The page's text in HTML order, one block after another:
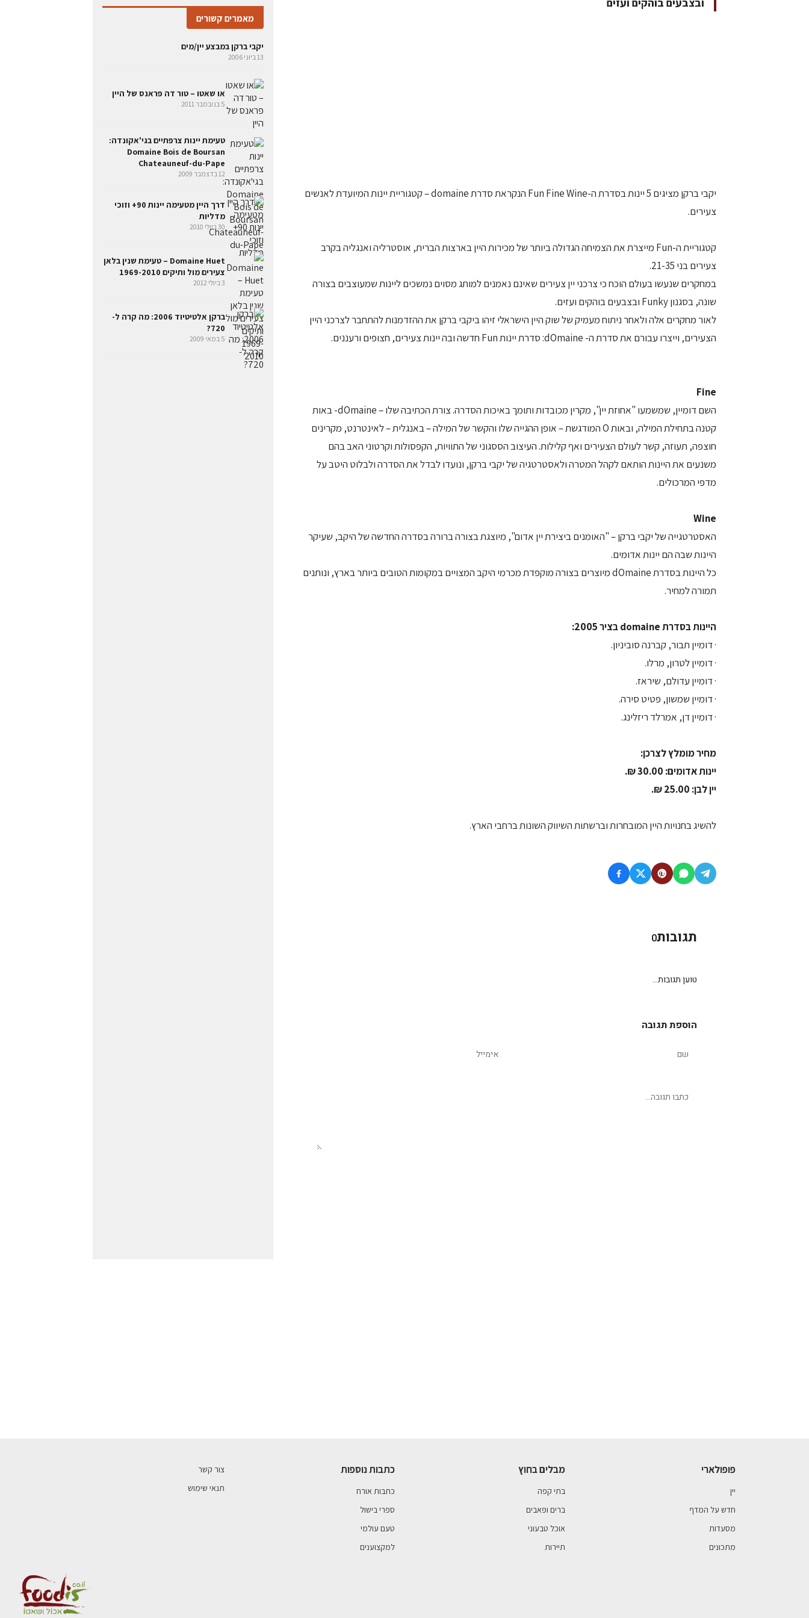
יקבי ברקן מציגים 5 יינות בסדרת ה-Fun Fine Wine הנקראת סדרת domaine – קטגוריית יינות המיועדת לאנשים
צעירים.
קטגוריית ה-Fun מייצרת את הצמיחה הגדולה ביותר של מכירות היין בארצות הברית, אוסטרליה ואנגליה בקרב
צעירים בני 21-35.
במחקרים שנעשו בעולם הוכח כי צרכני יין צעירים שאינם נאמנים למותג מסוים נמשכים ליינות שמעוצבים בצורה
שונה, בסגנון Funky ובצבעים בוהקים ועזים.
לאור מחקרים אלה ולאחר ניתוח מעמיק של שוק היין הישראלי זיהו ביקבי ברקן את ההזדמנות להתחבר לצרכני היין
הצעירים, וייצרו עבורם את סדרת ה- dOmaine: סדרת יינות Fun חדשה ובה יינות צעירים, חצופים ורעננים.
Fine
השם דומיין, שמשמעו "אחוזת יין", מקרין מכובדות ותומך באיכות הסדרה. צורת הכתיבה שלו – dOmaine- באות
קטנה בתחילת המילה, ובאות O המודגשת – אופן ההגייה שלו והקשר של המילה – באנגלית – לאינטרנט, מקרינים
חוצפה, תעוזה, קשר לעולם הצעירים ואף קלילות. העיצוב הססגוני של התוויות, הקפסולות וקרטוני האב בהם
משנעים את היינות הותאם לקהל המטרה ולאסטרטגיה של יקבי ברקן, ונועדו לבדל את הסדרה ולבלוט היטב על
מדפי המרכולים.
Wine
האסטרטגייה של יקבי ברקן – "האומנים ביצירת יין אדום", מיוצגת בצורה ברורה בסדרה החדשה של היקב, שעיקר
היינות שבה הם יינות אדומים.
כל היינות בסדרת dOmaine מיוצרים בצורה מוקפדת מכרמי היקב המצויים במקומות הטובים ביותר בארץ, ונותנים
תמורה למחיר.
היינות בסדרת domaine בציר 2005:
· דומיין תבור, קברנה סוביניון.
· דומיין לטרון, מרלו.
· דומיין עדולם, שיראז.
· דומיין שמשון, פטיט סירה.
· דומיין דן, אמרלד ריזלינג.
מחיר מומלץ לצרכן:
יינות אדומים: 30.00 ₪.
יין לבן: 25.00 ₪.
להשיג בחנויות היין המובחרות וברשתות השיווק השונות ברחבי הארץ.
תגובות0
טוען תגובות...
הוספת תגובה
מאמרים קשורים
יקבי ברקן במבצע יין/מים
13 ביוני 2006
או שאטו – טור דה פראנס של היין
5 בנובמבר 2011
טעימת יינות צרפתיים בגי'אקונדה:
Domaine Bois de Boursan
Chateauneuf-du-Pape
12 בדצמבר 2009
דרך היין מטעימה יינות 90+ וזוכי
מדליות
30 ביולי 2010
Domaine Huet – טעימת שנין בלאן
צעירים מול ותיקים 1969-2010
3 ביולי 2012
ברקן אלטיטיוד 2006: מה קרה ל-
720?
5 במאי 2009
פופולארי
יין
חדש על המדף
מסעדות
מתכונים
מבלים בחוץ
בתי קפה
ברים ופאבים
אוכל טבעוני
תיירות
כתבות נוספות
כתבות אורח
ספרי בישול
טעם עולמי
למקצוענים
צור קשר
תנאי שימוש